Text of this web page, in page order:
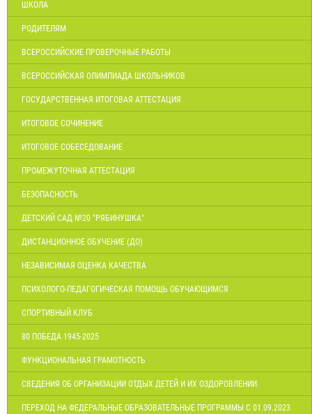
ШКОЛА
РОДИТЕЛЯМ
ВСЕРОССИЙСКИЕ ПРОВЕРОЧНЫЕ РАБОТЫ
ВСЕРОССИЙСКАЯ ОЛИМПИАДА ШКОЛЬНИКОВ
ГОСУДАРСТВЕННАЯ ИТОГОВАЯ АТТЕСТАЦИЯ
ИТОГОВОЕ СОЧИНЕНИЕ
ИТОГОВОЕ СОБЕСЕДОВАНИЕ
ПРОМЕЖУТОЧНАЯ АТТЕСТАЦИЯ
БЕЗОПАСНОСТЬ
ДЕТСКИЙ САД №20 "РЯБИНУШКА"
ДИСТАНЦИОННОЕ ОБУЧЕНИЕ (ДО)
НЕЗАВИСИМАЯ ОЦЕНКА КАЧЕСТВА
ПСИХОЛОГО-ПЕДАГОГИЧЕСКАЯ ПОМОЩЬ ОБУЧАЮЩИМСЯ
СПОРТИВНЫЙ КЛУБ
80 ПОБЕДА 1945-2025
ФУНКЦИОНАЛЬНАЯ ГРАМОТНОСТЬ
СВЕДЕНИЯ ОБ ОРГАНИЗАЦИИ ОТДЫХ ДЕТЕЙ И ИХ ОЗДОРОВЛЕНИИ
ПЕРЕХОД НА ФЕДЕРАЛЬНЫЕ ОБРАЗОВАТЕЛЬНЫЕ ПРОГРАММЫ С 01.09.2023